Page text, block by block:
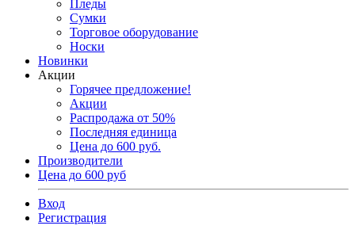
Пледы
Сумки
Торговое оборудование
Носки
Новинки
Акции
Горячее предложение!
Акции
Распродажа от 50%
Последняя единица
Цена до 600 руб.
Производители
Цена до 600 руб
Вход
Регистрация